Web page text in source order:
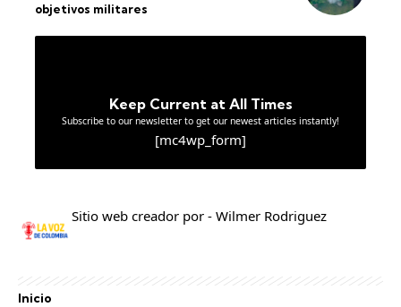
objetivos militares
Keep Current at All Times
Subscribe to our newsletter to get our newest articles instantly!
[mc4wp_form]
Sitio web creador por - Wilmer Rodriguez
Inicio